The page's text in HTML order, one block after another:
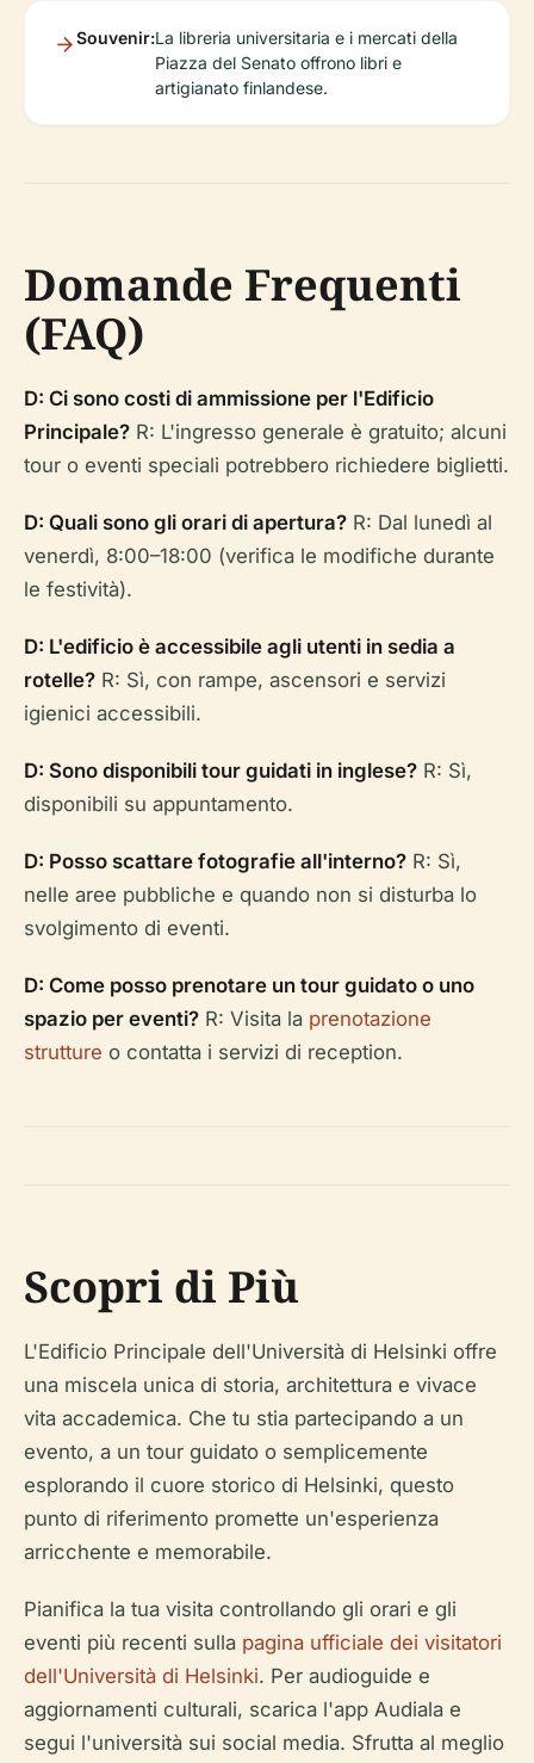
Souvenir:La libreria universitaria e i mercati della
Piazza del Senato offrono libri e
artigianato finlandese.
Domande Frequenti
(FAQ)
D: Ci sono costi di ammissione per l'Edificio
Principale? R: L'ingresso generale è gratuito; alcuni
tour o eventi speciali potrebbero richiedere biglietti.
D: Quali sono gli orari di apertura? R: Dal lunedì al
venerdì, 8:00–18:00 (verifica le modifiche durante
le festività).
D: L'edificio è accessibile agli utenti in sedia a
rotelle? R: Sì, con rampe, ascensori e servizi
igienici accessibili.
D: Sono disponibili tour guidati in inglese? R: Sì,
disponibili su appuntamento.
D: Posso scattare fotografie all'interno? R: Sì,
nelle aree pubbliche e quando non si disturba lo
svolgimento di eventi.
D: Come posso prenotare un tour guidato o uno
spazio per eventi? R: Visita la prenotazione
strutture o contatta i servizi di reception.
Scopri di Più
L'Edificio Principale dell'Università di Helsinki offre
una miscela unica di storia, architettura e vivace
vita accademica. Che tu stia partecipando a un
evento, a un tour guidato o semplicemente
esplorando il cuore storico di Helsinki, questo
punto di riferimento promette un'esperienza
arricchente e memorabile.
Pianifica la tua visita controllando gli orari e gli
eventi più recenti sulla pagina ufficiale dei visitatori
dell'Università di Helsinki. Per audioguide e
aggiornamenti culturali, scarica l'app Audiala e
segui l'università sui social media. Sfrutta al meglio